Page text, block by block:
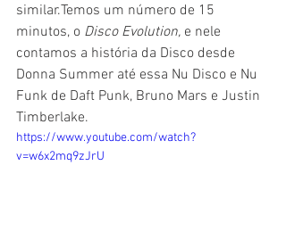
similar.Temos um número de 15
minutos, o Disco Evolution, e nele
contamos a história da Disco desde
Donna Summer até essa Nu Disco e Nu
Funk de Daft Punk, Bruno Mars e Justin
Timberlake.
https://www.youtube.com/watch?
v=w6x2mq9zJrU